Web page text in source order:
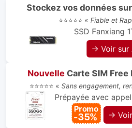
Stockez vos données
⭐⭐⭐⭐⭐ « Fiable et
SSD Fanxiang
→ Voir sur
Nouvelle Carte SIM
⭐⭐⭐⭐⭐ « Sans engagement,
Prépayée avec
Promo
-35% →